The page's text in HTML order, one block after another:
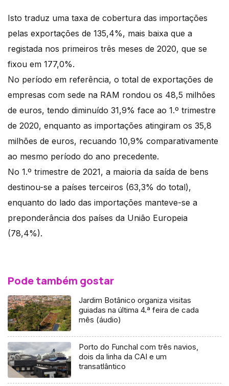
Isto traduz uma taxa de cobertura das importações
pelas exportações de 135,4%, mais baixa que a
registada nos primeiros três meses de 2020, que se
fixou em 177,0%.
No período em referência, o total de exportações de
empresas com sede na RAM rondou os 48,5 milhões
de euros, tendo diminuído 31,9% face ao 1.º trimestre
de 2020, enquanto as importações atingiram os 35,8
milhões de euros, recuando 10,9% comparativamente
ao mesmo período do ano precedente.
No 1.º trimestre de 2021, a maioria da saída de bens
destinou-se a países terceiros (63,3% do total),
enquanto do lado das importações manteve-se a
preponderância dos países da União Europeia
(78,4%).
Pode também gostar
Jardim Botânico organiza visitas
guiadas na última 4.ª feira de cada
mês (áudio)
Porto do Funchal com três navios,
dois da linha da CAI e um
transatlântico